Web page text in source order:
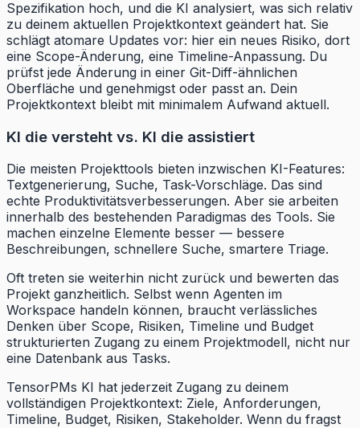
Spezifikation hoch, und die KI analysiert, was sich relativ
zu deinem aktuellen Projektkontext geändert hat. Sie
schlägt atomare Updates vor: hier ein neues Risiko, dort
eine Scope-Änderung, eine Timeline-Anpassung. Du
prüfst jede Änderung in einer Git-Diff-ähnlichen
Oberfläche und genehmigst oder passt an. Dein
Projektkontext bleibt mit minimalem Aufwand aktuell.
KI die versteht vs. KI die assistiert
Die meisten Projekttools bieten inzwischen KI-Features:
Textgenerierung, Suche, Task-Vorschläge. Das sind
echte Produktivitätsverbesserungen. Aber sie arbeiten
innerhalb des bestehenden Paradigmas des Tools. Sie
machen einzelne Elemente besser — bessere
Beschreibungen, schnellere Suche, smartere Triage.
Oft treten sie weiterhin nicht zurück und bewerten das
Projekt ganzheitlich. Selbst wenn Agenten im
Workspace handeln können, braucht verlässliches
Denken über Scope, Risiken, Timeline und Budget
strukturierten Zugang zu einem Projektmodell, nicht nur
eine Datenbank aus Tasks.
TensorPMs KI hat jederzeit Zugang zu deinem
vollständigen Projektkontext: Ziele, Anforderungen,
Timeline, Budget, Risiken, Stakeholder. Wenn du fragst